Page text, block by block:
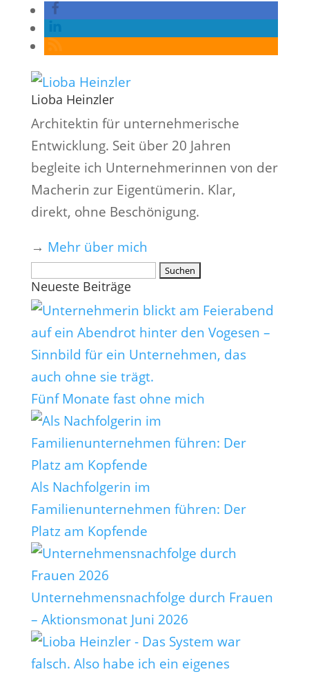
Lioba Heinzler
Architektin für unternehmerische
Entwicklung. Seit über 20 Jahren
begleite ich Unternehmerinnen von der
Macherin zur Eigentümerin. Klar,
direkt, ohne Beschönigung.
→ Mehr über mich
Suchen
nach:
Neueste Beiträge
Fünf Monate fast ohne mich
Als Nachfolgerin im
Familienunternehmen führen: Der
Platz am Kopfende
Unternehmensnachfolge durch Frauen
– Aktionsmonat Juni 2026